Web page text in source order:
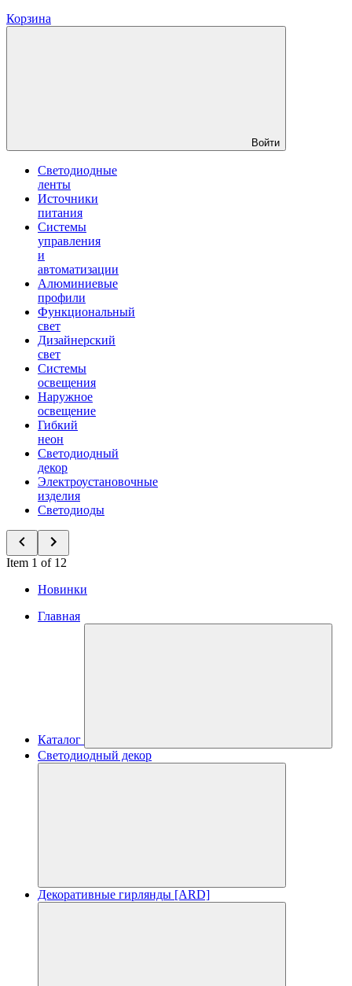
Корзина
Войти
Светодиодные
ленты
Источники
питания
Системы
управления
и
автоматизации
Алюминиевые
профили
Функциональный
свет
Дизайнерский
свет
Системы
освещения
Наружное
освещение
Гибкий
неон
Светодиодный
декор
Электроустановочные
изделия
Светодиоды
Item 1 of 12
Новинки
Главная
Каталог
Светодиодный декор
Декоративные гирлянды [ARD]